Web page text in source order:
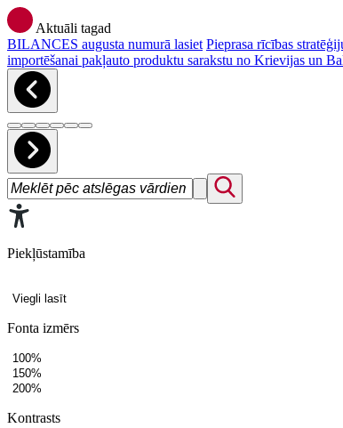
Aktuāli tagad
BILANCES augusta numurā lasiet Pieprasa rīcības
importēšanai pakļauto produktu sarakstu no Krievijas un
Piekļūstamība
Viegli lasīt
Fonta izmērs
100%
150%
200%
Kontrasts